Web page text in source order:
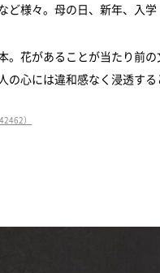
様々。母の日、新年、入
。花があることが当たり前
心には違和感なく浸透する
）